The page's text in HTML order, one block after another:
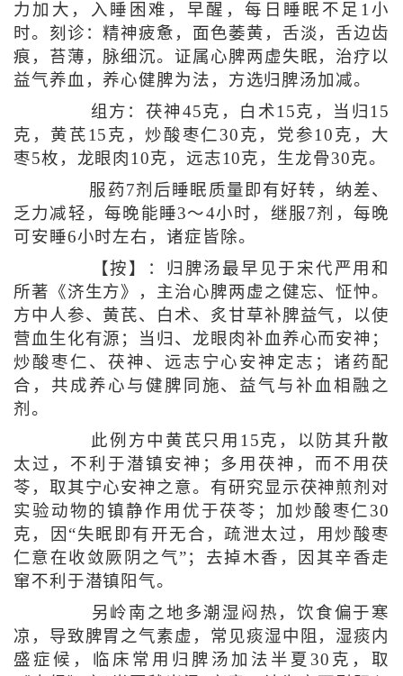
力加大，入睡困难，早醒，每日睡眠不足1小
时。刻诊：精神疲惫，面色萎黄，舌淡，舌边齿
痕，苔薄，脉细沉。证属心脾两虚失眠，治疗以
益气养血，养心健脾为法，方选归脾汤加减。
组方：茯神45克，白术15克，当归15
克，黄芪15克，炒酸枣仁30克，党参10克，大
枣5枚，龙眼肉10克，远志10克，生龙骨30克。
服药7剂后睡眠质量即有好转，纳差、
乏力减轻，每晚能睡3～4小时，继服7剂，每晚
可安睡6小时左右，诸症皆除。
【按】：归脾汤最早见于宋代严用和
所著《济生方》，主治心脾两虚之健忘、怔忡。
方中人参、黄芪、白术、炙甘草补脾益气，以使
营血生化有源；当归、龙眼肉补血养心而安神；
炒酸枣仁、茯神、远志宁心安神定志；诸药配
合，共成养心与健脾同施、益气与补血相融之
剂。
此例方中黄芪只用15克，以防其升散
太过，不利于潜镇安神；多用茯神，而不用茯
苓，取其宁心安神之意。有研究显示茯神煎剂对
实验动物的镇静作用优于茯苓；加炒酸枣仁30
克，因“失眠即有开无合，疏泄太过，用炒酸枣
仁意在收敛厥阴之气”；去掉木香，因其辛香走
窜不利于潜镇阳气。
另岭南之地多潮湿闷热，饮食偏于寒
凉，导致脾胃之气素虚，常见痰湿中阻，湿痰内
盛症候，临床常用归脾汤加法半夏30克，取